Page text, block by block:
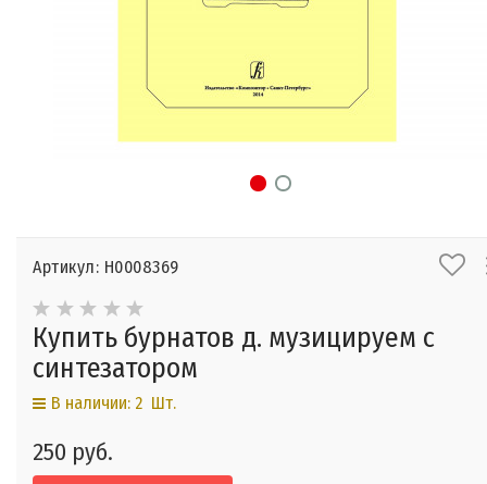
Артикул: Н0008369
Купить бурнатов д. музицируем с
синтезатором
В наличии: 2 Шт.
250 руб.